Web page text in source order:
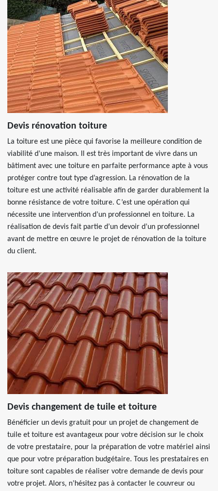
Devis rénovation toiture
La toiture est une pièce qui favorise la meilleure condition de
viabilité d’une maison. Il est très important de vivre dans un
bâtiment avec une toiture en parfaite performance apte à vous
protéger contre tout type d’agression. La rénovation de la
toiture est une activité réalisable afin de garder durablement la
bonne résistance de votre toiture. C’est une opération qui
nécessite une intervention d’un professionnel en toiture. La
réalisation de devis fait partie d’un devoir d’un professionnel
avant de mettre en œuvre le projet de rénovation de la toiture
du client.
Devis changement de tuile et toiture
Bénéficier un devis gratuit pour un projet de changement de
tuile et toiture est avantageux pour votre décision sur le choix
de votre prestataire, pour la préparation de votre matériel ainsi
que pour votre préparation budgétaire. Tous les prestataires en
toiture sont capables de réaliser votre demande de devis pour
votre projet. Alors, n’hésitez pas à contacter le couvreur ou